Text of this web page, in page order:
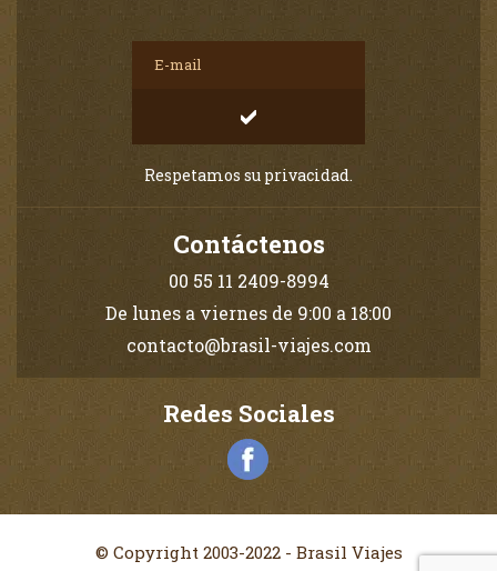
Respetamos su privacidad.
Contáctenos
00 55 11 2409-8994
De lunes a viernes de 9:00 a 18:00
contacto@brasil-viajes.com
Redes Sociales
© Copyright 2003-2022 - Brasil Viajes